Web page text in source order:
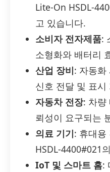
Lite-On HSDL-
고 있습니다.
소비자 전자제품:
소형화와 배터리
산업 장비: 자동화
신호 전달 및 표
자동차 전장: 차량
뢰성이 요구되는
의료 기기: 휴대용
HSDL-4400#021
IoT 및 스마트 홈: